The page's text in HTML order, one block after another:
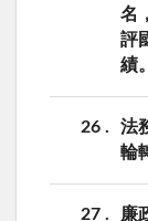
名
評
績。
26
法
輪
27 廉